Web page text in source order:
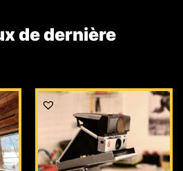
de dernière